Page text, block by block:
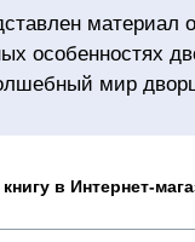
материал
особенностях
мир
в Интернет-